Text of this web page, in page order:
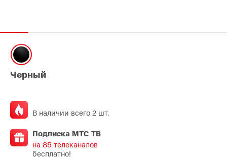
Черный
В наличии всего 2 шт.
Подписка МТС ТВ
на 85 телеканалов
бесплатно!